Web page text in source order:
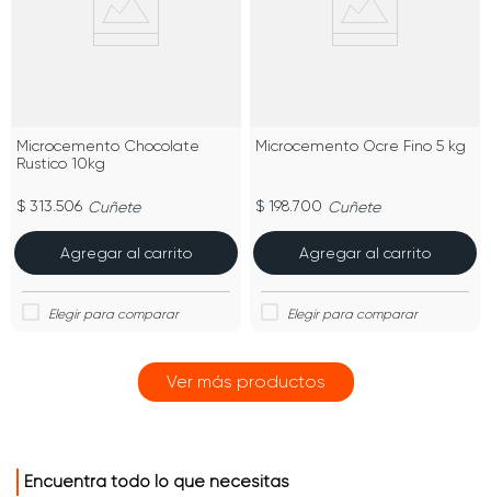
Microcemento Chocolate
Rustico 10kg
$ 313.506 Cuñete
Agregar al carrito
Microcemento Ocre Fino 5 kg
$ 198.700 Cuñete
Agregar al carrito
Encuentra todo lo que necesitas